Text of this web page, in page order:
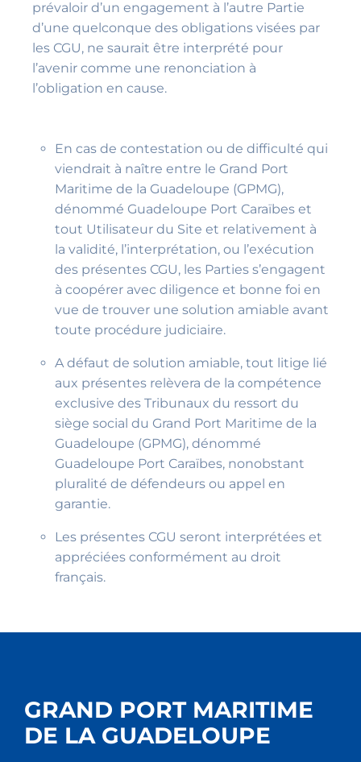
prévaloir d’un engagement à l’autre Partie
d’une quelconque des obligations visées par
les CGU, ne saurait être interprété pour
l’avenir comme une renonciation à
l’obligation en cause.
En cas de contestation ou de difficulté qui
viendrait à naître entre le Grand Port
Maritime de la Guadeloupe (GPMG),
dénommé Guadeloupe Port Caraïbes et
tout Utilisateur du Site et relativement à
la validité, l’interprétation, ou l’exécution
des présentes CGU, les Parties s’engagent
à coopérer avec diligence et bonne foi en
vue de trouver une solution amiable avant
toute procédure judiciaire.
A défaut de solution amiable, tout litige lié
aux présentes relèvera de la compétence
exclusive des Tribunaux du ressort du
siège social du Grand Port Maritime de la
Guadeloupe (GPMG), dénommé
Guadeloupe Port Caraïbes, nonobstant
pluralité de défendeurs ou appel en
garantie.
Les présentes CGU seront interprétées et
appréciées conformément au droit
français.
GRAND PORT MARITIME
DE LA GUADELOUPE